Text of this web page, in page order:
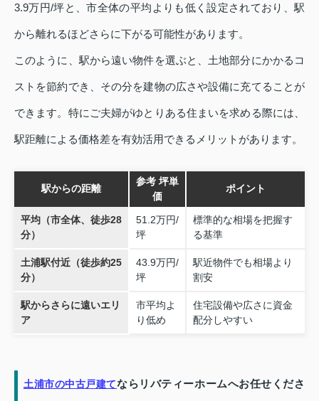
3.9万円/坪と、市全体の平均よりも低く設定されており、駅
から離れるほどさらに下がる可能性があります。
このように、駅から遠い物件を選ぶと、土地部分にかかるコ
ストを節約でき、その分を建物の広さや設備に充てることが
できます。特にご夫婦がゆとりある住まいを求める際には、
駅距離による価格差を有効活用できるメリットがあります。
駅からの距離
参考 坪単
価
ポイント
平均（市全体、徒歩28
分）
51.2万円/
坪
標準的な相場を把握す
る基準
土浦駅付近（徒歩約25
分）
43.9万円/
坪
駅近物件でも相場より
割安
駅からさらに遠いエリ
ア
市平均よ
り低め
住宅設備や広さに資金
配分しやすい
土浦市の中古戸建てならリバティーホームへお任せくださ